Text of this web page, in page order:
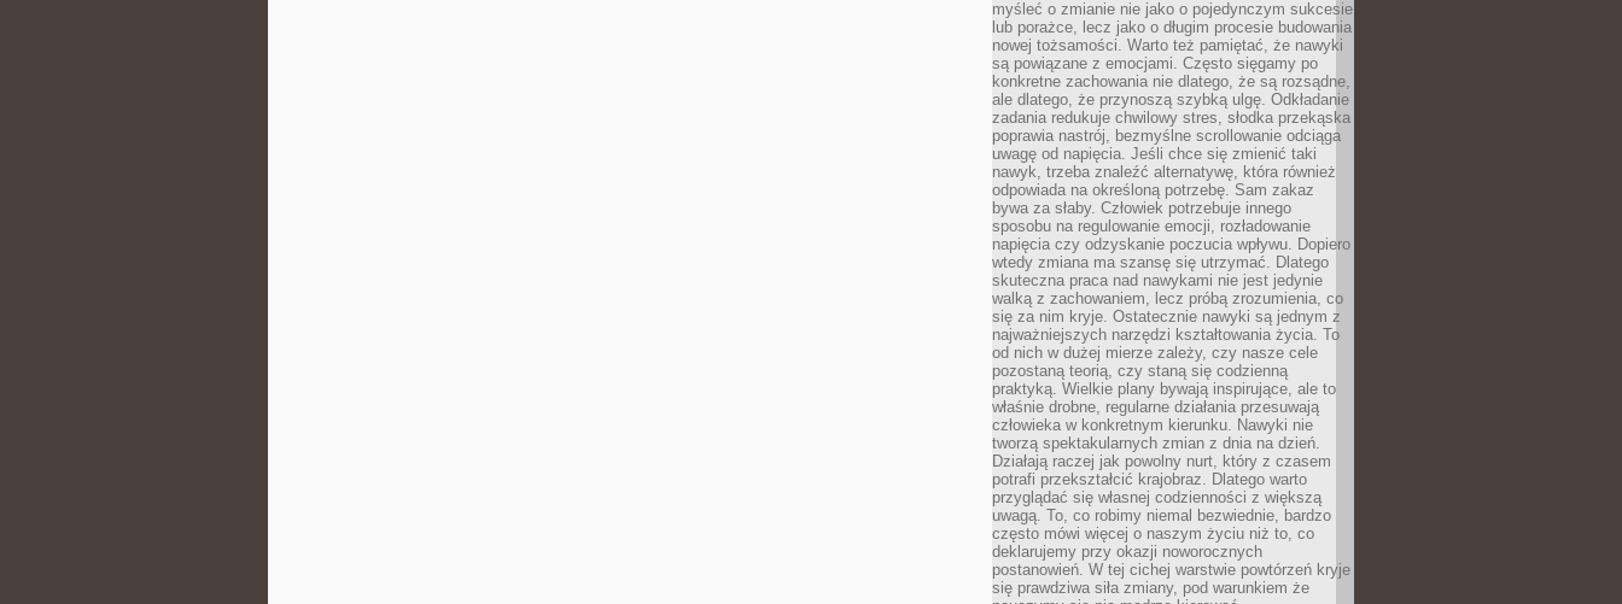
myśleć o zmianie nie jako o pojedynczym sukcesie
lub porażce, lecz jako o długim procesie budowania
nowej tożsamości. Warto też pamiętać, że nawyki
są powiązane z emocjami. Często sięgamy po
konkretne zachowania nie dlatego, że są rozsądne,
ale dlatego, że przynoszą szybką ulgę. Odkładanie
zadania redukuje chwilowy stres, słodka przekąska
poprawia nastrój, bezmyślne scrollowanie odciąga
uwagę od napięcia. Jeśli chce się zmienić taki
nawyk, trzeba znaleźć alternatywę, która również
odpowiada na określoną potrzebę. Sam zakaz
bywa za słaby. Człowiek potrzebuje innego
sposobu na regulowanie emocji, rozładowanie
napięcia czy odzyskanie poczucia wpływu. Dopiero
wtedy zmiana ma szansę się utrzymać. Dlatego
skuteczna praca nad nawykami nie jest jedynie
walką z zachowaniem, lecz próbą zrozumienia, co
się za nim kryje. Ostatecznie nawyki są jednym z
najważniejszych narzędzi kształtowania życia. To
od nich w dużej mierze zależy, czy nasze cele
pozostaną teorią, czy staną się codzienną
praktyką. Wielkie plany bywają inspirujące, ale to
właśnie drobne, regularne działania przesuwają
człowieka w konkretnym kierunku. Nawyki nie
tworzą spektakularnych zmian z dnia na dzień.
Działają raczej jak powolny nurt, który z czasem
potrafi przekształcić krajobraz. Dlatego warto
przyglądać się własnej codzienności z większą
uwagą. To, co robimy niemal bezwiednie, bardzo
często mówi więcej o naszym życiu niż to, co
deklarujemy przy okazji noworocznych
postanowień. W tej cichej warstwie powtórzeń kryje
się prawdziwa siła zmiany, pod warunkiem że